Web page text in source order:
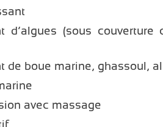
d’algues (sous
de boue marine, ghassoul,
avec massage